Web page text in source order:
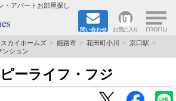
・アパートお部屋探し
問い合わせ お気に入り ×
カイホームズ 姫路市 花田町小川
京口駅
ンション
ーライフ・フジ